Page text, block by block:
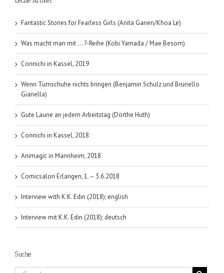
Fantastic Stories for Fearless Girls (Anita Ganeri/Khoa Le)
Was macht man mit … ?-Reihe (Kobi Yamada / Mae Besom)
Connichi in Kassel, 2019
Wenn Turnschuhe nichts bringen (Benjamin Schulz und Brunello
Gianella)
Gute Laune an jedem Arbeitstag (Dörthe Huth)
Connichi in Kassel, 2018
Animagic in Mannheim, 2018
Comicsalon Erlangen, 1. – 3.6.2018
Interview with K.K. Edin (2018); english
Interview mit K.K. Edin (2018); deutsch
Suche